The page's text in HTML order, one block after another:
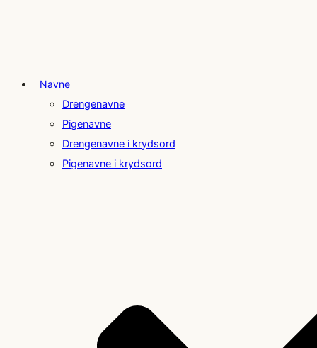
Navne
Drengenavne
Pigenavne
Drengenavne i krydsord
Pigenavne i krydsord